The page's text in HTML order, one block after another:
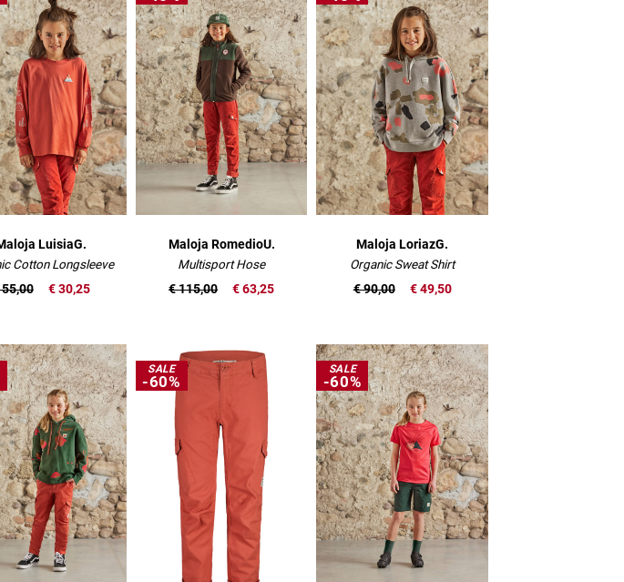
LuisiaG.
Cotton Longsleeve
€ 30,25
Maloja RomedioU.
Multisport Hose
€ 63,25
€ 115,00
Maloja LoriazG.
Organic Sweat Shirt
€ 49,50
€ 90,00
SALE
-60%
SALE
-60%